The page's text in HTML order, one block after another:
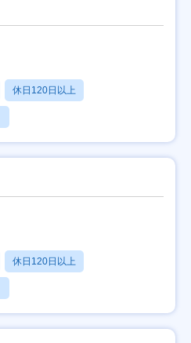
休日120日以上
休日120日以上